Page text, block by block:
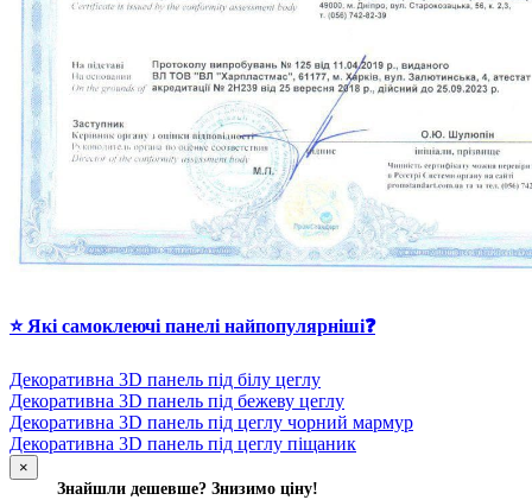
⭐ Які самоклеючі панелі найпопулярніші❓
Декоративна 3D панель під білу цеглу
Декоративна 3D панель під бежеву цеглу
Декоративна 3D панель під цеглу чорний мармур
Декоративна 3D панель під цеглу піщаник
×
Знайшли дешевше? Знизимо ціну!